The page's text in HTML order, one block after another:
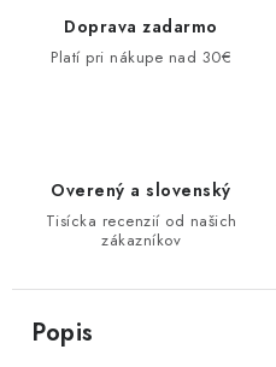
Doprava zadarmo
Platí pri nákupe nad 30€
Overený a slovenský
Tisícka recenzií od našich
zákazníkov
Popis